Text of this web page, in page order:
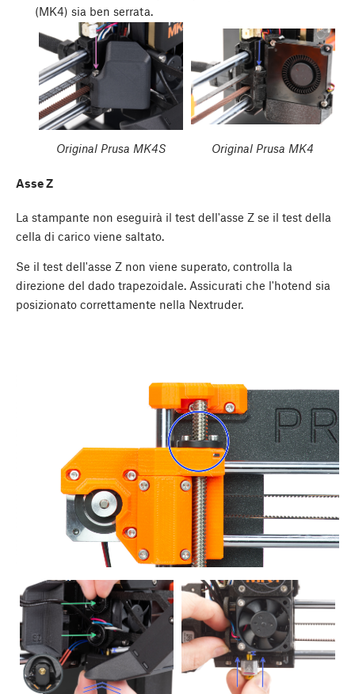
(MK4) sia ben serrata.
Original Prusa MK4S Original Prusa MK4
Asse Z
La stampante non eseguirà il test dell'asse Z se il test della
cella di carico viene saltato.
Se il test dell'asse Z non viene superato, controlla la
direzione del dado trapezoidale. Assicurati che l'hotend sia
posizionato correttamente nella Nextruder.